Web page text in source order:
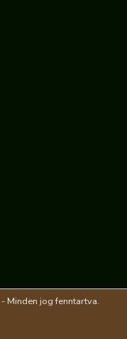
Minden jog fenntartva.